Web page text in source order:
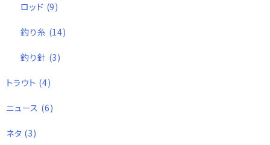
ロッド (9)
釣り糸 (14)
釣り針 (3)
トラウト (4)
ニュース (6)
ネタ (3)